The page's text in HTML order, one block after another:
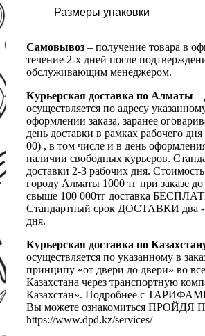
Размеры упаковки
Самовывоз – получение товара в
течение 2-х дней после
обслуживающим менеджером.
Курьерская доставка по Алматы –
осуществляется по адресу
оформлении заказа, заранее
день доставки в рамках рабочего
00) , в том числе и в день
наличии свободных курьеров.
доставки 2-3 рабочих дня.
городу Алматы 1000 тг при заказе до
свыше 100 000тг доставка
Стандартный срок ДОСТАВКИ два -
дня.
Курьерская доставка по
осуществляется по указанному в
принципу «от двери до двери» во
Казахстана через транспортную
Казахстан». Подробнее с
Вы можете ознакомиться
https://www.dpd.kz/services/